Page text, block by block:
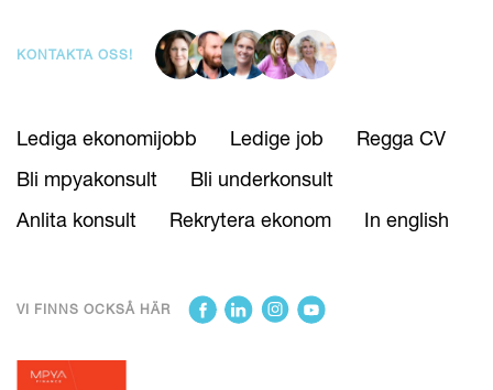
Lediga ekonomijobb Ledige job
Regga CV
Bli mpyakonsult
Bli underkonsult
Anlita konsult
Rekrytera ekonom In english
KONTAKTA OSS!
VI FINNS OCKSÅ HÄR